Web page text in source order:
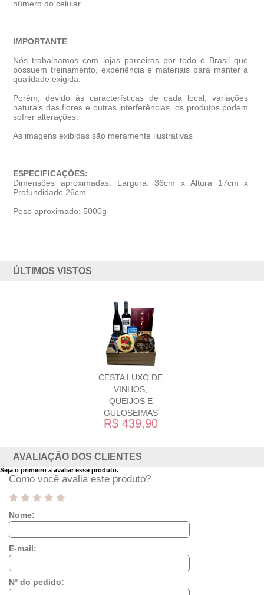
número do celular.
IMPORTANTE
Nós trabalhamos com lojas parceiras por todo o Brasil que
possuem treinamento, experiência e materiais para manter a
qualidade exigida.
Porém, devido às características de cada local, variações
naturais das flores e outras interferências, os produtos podem
sofrer alterações.
As imagens exibidas são meramente ilustrativas
ESPECIFICAÇÕES:
Dimensões aproximadas: Largura: 36cm x Altura 17cm x
Profundidade 26cm
Peso aproximado: 5000g
ÚLTIMOS VISTOS
CESTA LUXO DE
VINHOS,
QUEIJOS E
GULOSEIMAS
R$ 439,90
AVALIAÇÃO DOS CLIENTES
Seja o primeiro a avaliar esse produto.
Como você avalia este produto?
Nome:
E-mail:
Nº do pedido: